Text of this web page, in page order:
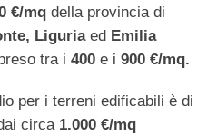
€/mq della provincia di
Liguriaed Emilia
tra i 400 e i 900 €/mq.
per i terreni edificabili è di
circa 1.000 €/mq